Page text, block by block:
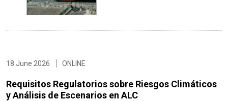
18 June 2026 ONLINE
Requisitos Regulatorios sobre Riesgos Climáticos
y Análisis de Escenarios en ALC